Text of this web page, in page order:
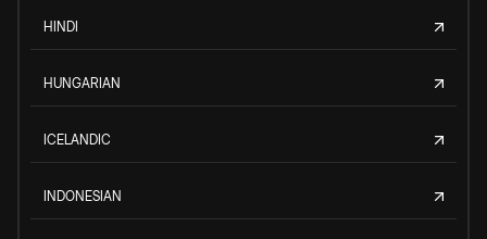
HINDI
HUNGARIAN
ICELANDIC
INDONESIAN